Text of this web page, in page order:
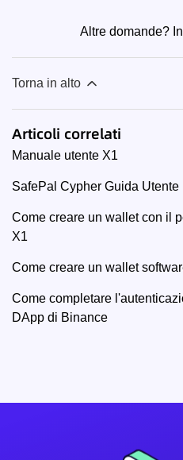
Altre domande?
Torna in alto
Articoli correlati
Manuale utente X1
SafePal Cypher Guida Utente
Come creare un wallet con il
X1
Come creare un wallet
Come completare
DApp di Binance